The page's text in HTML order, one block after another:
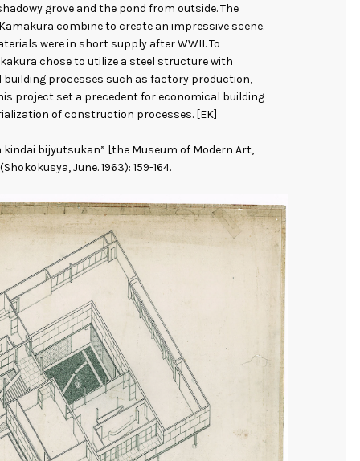
grove and the pond from outside. The
combine to create an impressive scene.
were in short supply after WWII. To
chose to utilize a steel structure with
building processes such as factory production,
project set a precedent for economical building
of construction processes. [EK]
kindai bijyutsukan” [the Museum of Modern Art,
June. 1963): 159-164.